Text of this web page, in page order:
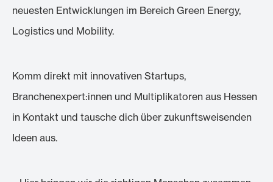
neuesten Entwicklungen im Bereich Green Energy,
Logistics und Mobility.
Komm direkt mit innovativen Startups,
Branchenexpert:innen und Multiplikatoren aus Hessen
in Kontakt und tausche dich über zukunftsweisenden
Ideen aus.